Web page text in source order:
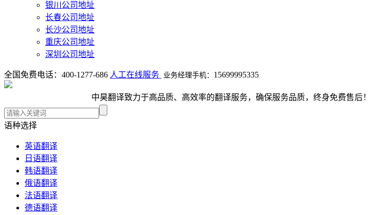
银川公司地址
长春公司地址
长沙公司地址
重庆公司地址
深圳公司地址
全国免费电话： 400-1277-686 人工在线服务 业务经理手机： 15699995335
中昊翻译致力于高品质、高效率的翻译服务，确保服务品质，终身免费售后！
语种选择
英语翻译
日语翻译
韩语翻译
俄语翻译
法语翻译
德语翻译